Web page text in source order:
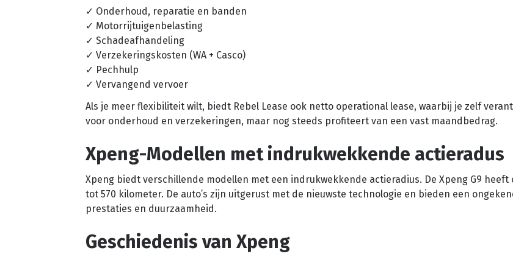
✓ Onderhoud, reparatie en banden
✓ Motorrijtuigenbelasting
✓ Schadeafhandeling
✓ Verzekeringskosten (WA + Casco)
✓ Pechhulp
✓ Vervangend vervoer
Als je meer flexibiliteit wilt, biedt Rebel Lease ook netto operational lease, waarbij je zelf
voor onderhoud en verzekeringen, maar nog steeds profiteert van een vast maandbedrag.
Xpeng-Modellen met indrukwekkende actieradus
Xpeng biedt verschillende modellen met een indrukwekkende actieradius. De Xpeng G9 heeft
tot 570 kilometer. De auto’s zijn uitgerust met de nieuwste technologie en bieden een
prestaties en duurzaamheid.
Geschiedenis van Xpeng